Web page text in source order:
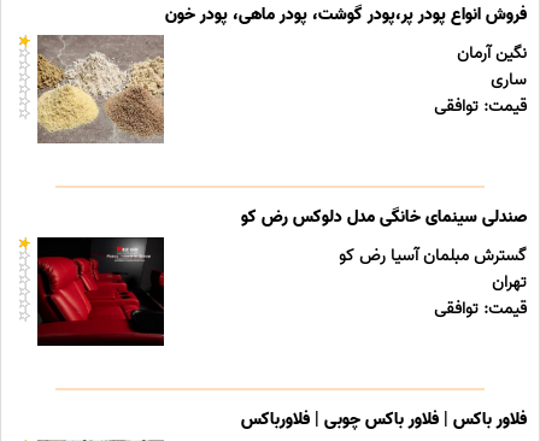
فروش انواع پودر پر،پودر گوشت، پودر ماهی، پودر خون
نگین آرمان
ساری
قیمت: توافقی
صندلی سینمای خانگی مدل دلوکس رض کو
گسترش مبلمان آسیا رض کو
تهران
قیمت: توافقی
فلاور باکس | فلاور باکس چوبی | فلاورباکس